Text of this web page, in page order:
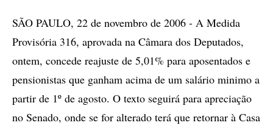
compartilhamento
SÃO PAULO, 22 de novembro de 2006 - A Medida
Provisória 316, aprovada na Câmara dos Deputados,
ontem, concede reajuste de 5,01% para aposentados e
pensionistas que ganham acima de um salário minimo a
partir de 1º de agosto. O texto seguirá para apreciação
no Senado, onde se for alterado terá que retornar à Casa